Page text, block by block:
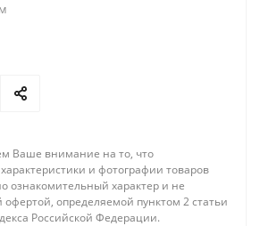
Ваше внимание на то, что
и фотографии товаров
ознакомительный характер и не
определяемой пунктом 2 статьи
Российской Федерации.